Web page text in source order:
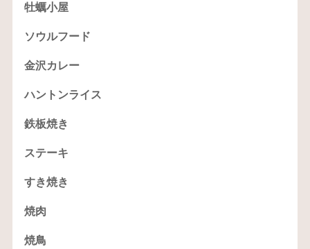
牡蠣小屋
ソウルフード
金沢カレー
ハントンライス
鉄板焼き
ステーキ
すき焼き
焼肉
焼鳥